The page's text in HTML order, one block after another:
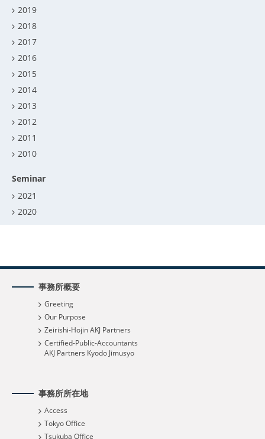
2019
2018
2017
2016
2015
2014
2013
2012
2011
2010
Seminar
2021
2020
事務所概要
Greeting
Our Purpose
Zeirishi-Hojin AKJ Partners
Certified-Public-Accountants
AKJ Partners Kyodo Jimusyo
事務所所在地
Access
Tokyo Office
Tsukuba Office